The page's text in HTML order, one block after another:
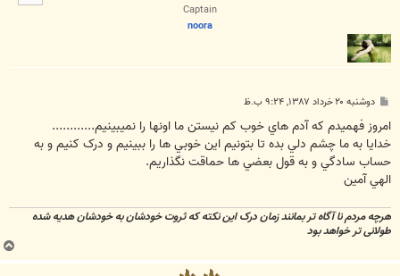
Captain
noora
پ
ت
دوشنبه ۲۰ خرداد ۱۳۸۷, ۹:۲۴ ب.ظ
امروز فهميدم که آدم هاي خوب کم نيستن ما اونها را نميبينيم............
خدايا به ما چشم دلي بده تا بتونيم اين خوبي ها را ببينيم و درک کنيم و به
حساب سادگي و به قول بعضي ها حماقت نگذاريم.
الهي آمين
هرچه مردم نا آگاه تر بمانند زمان درک این نکته که ثروت خودشان به خودشان هدیه شده
طولانی تر خواهد بود
ب
ا